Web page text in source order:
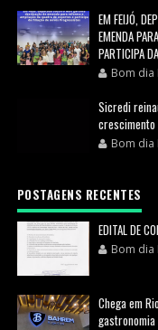
EM FEIJÓ,
EMENDA
PARTICIPA
Bom dia
Sicredi
crescimento
Bom dia
POSTAGENS RECENTES
EDITAL DE
Bom dia
Chega em